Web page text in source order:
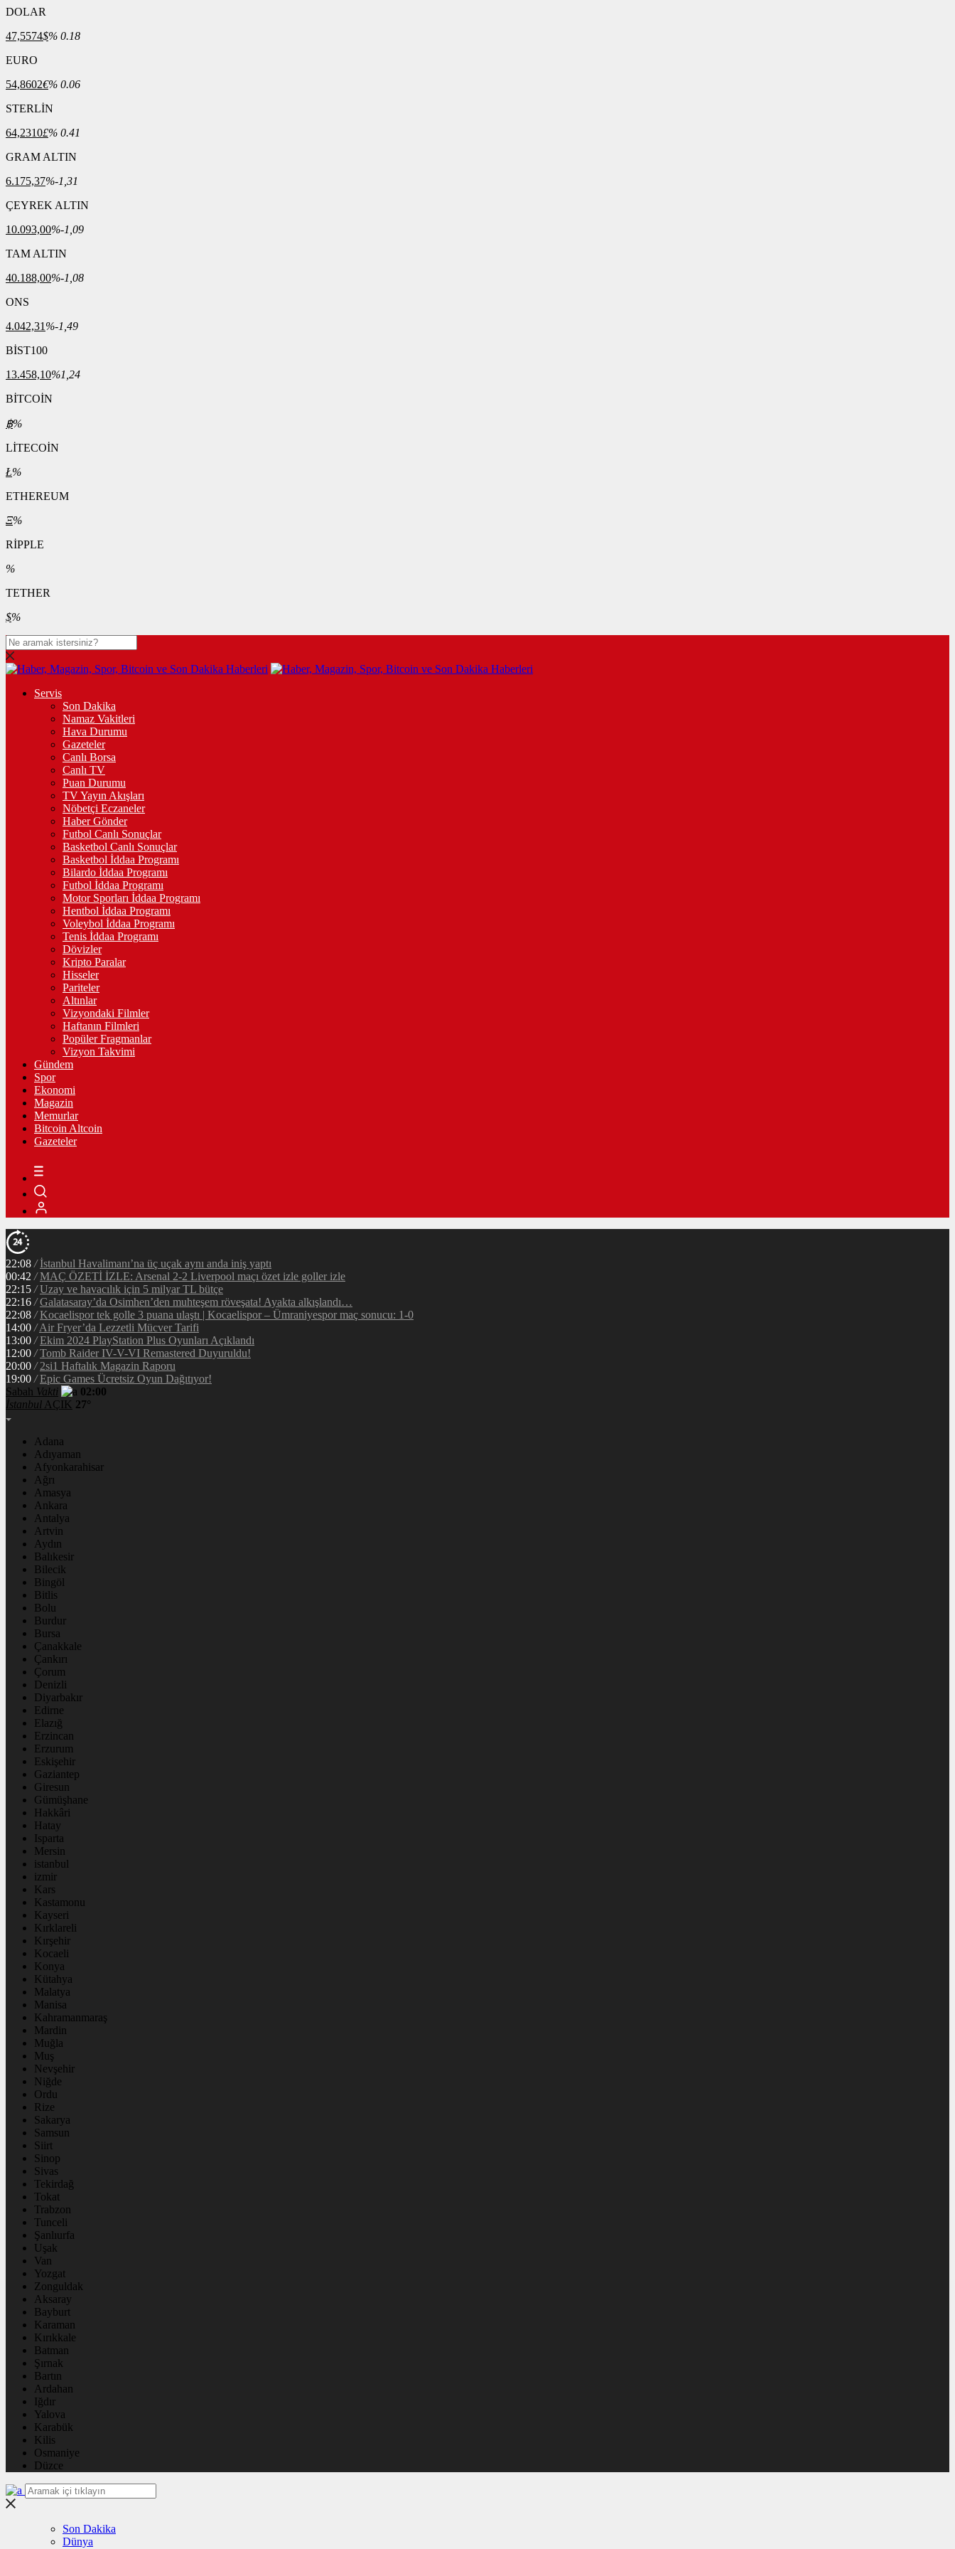
DOLAR
47,5574$% 0.18
EURO
54,8602€% 0.06
STERLİN
64,2310£% 0.41
GRAM ALTIN
6.175,37%-1,31
ÇEYREK ALTIN
10.093,00%-1,09
TAM ALTIN
40.188,00%-1,08
ONS
4.042,31 %-1,49
BİST100
13.458,10%1,24
BİTCOİN
฿%
LİTECOİN
Ł%
ETHEREUM
Ξ%
RİPPLE
%
TETHER
$%
Servis
Son Dakika
Namaz Vakitleri
Hava Durumu
Gazeteler
Canlı Borsa
Canlı TV
Puan Durumu
TV Yayın Akışları
Nöbetçi Eczaneler
Haber Gönder
Futbol Canlı Sonuçlar
Basketbol Canlı Sonuçlar
Basketbol İddaa Programı
Bilardo İddaa Programı
Futbol İddaa Programı
Motor Sporları İddaa Programı
Hentbol İddaa Programı
Voleybol İddaa Programı
Tenis İddaa Programı
Dövizler
Kripto Paralar
Hisseler
Pariteler
Altınlar
Vizyondaki Filmler
Haftanın Filmleri
Popüler Fragmanlar
Vizyon Takvimi
Gündem
Spor
Ekonomi
Magazin
Memurlar
Bitcoin Altcoin
Gazeteler
22:08 / İstanbul Havalimanı’na üç uçak aynı anda iniş yaptı
00:42 / MAÇ ÖZETİ İZLE: Arsenal 2-2 Liverpool maçı özet izle goller izle
22:15 / Uzay ve havacılık için 5 milyar TL bütçe
22:16 / Galatasaray’da Osimhen’den muhteşem röveşata! Ayakta alkışlandı…
22:08 / Kocaelispor tek golle 3 puana ulaştı | Kocaelispor – Ümraniyespor maç sonucu: 1-0
14:00 / Air Fryer’da Lezzetli Mücver Tarifi
13:00 / Ekim 2024 PlayStation Plus Oyunları Açıklandı
12:00 / Tomb Raider IV-V-VI Remastered Duyuruldu!
20:00 / 2si1 Haftalık Magazin Raporu
19:00 / Epic Games Ücretsiz Oyun Dağıtıyor!
Sabah Vakti
02:00
İstanbul AÇIK 27°
Adana
Adıyaman
Afyonkarahisar
Ağrı
Amasya
Ankara
Antalya
Artvin
Aydın
Balıkesir
Bilecik
Bingöl
Bitlis
Bolu
Burdur
Bursa
Çanakkale
Çankırı
Çorum
Denizli
Diyarbakır
Edirne
Elazığ
Erzincan
Erzurum
Eskişehir
Gaziantep
Giresun
Gümüşhane
Hakkâri
Hatay
Isparta
Mersin
istanbul
izmir
Kars
Kastamonu
Kayseri
Kırklareli
Kırşehir
Kocaeli
Konya
Kütahya
Malatya
Manisa
Kahramanmaraş
Mardin
Muğla
Muş
Nevşehir
Niğde
Ordu
Rize
Sakarya
Samsun
Siirt
Sinop
Sivas
Tekirdağ
Tokat
Trabzon
Tunceli
Şanlıurfa
Uşak
Van
Yozgat
Zonguldak
Aksaray
Bayburt
Karaman
Kırıkkale
Batman
Şırnak
Bartın
Ardahan
Iğdır
Yalova
Karabük
Kilis
Osmaniye
Düzce
Son Dakika
Dünya